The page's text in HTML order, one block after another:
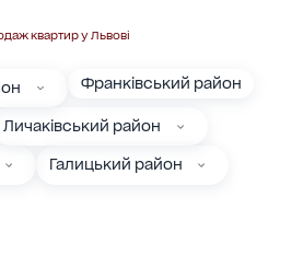
квартир у Львові
Франківський район
Личаківський район
Галицький район